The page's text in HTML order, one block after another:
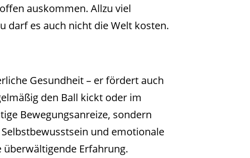
auskommen. Allzu viel
darf es auch nicht die Welt kosten.
Gesundheit – er fördert auch
den Ball kickt oder im
Bewegungsanreize, sondern
und emotionale
überwältigende Erfahrung.